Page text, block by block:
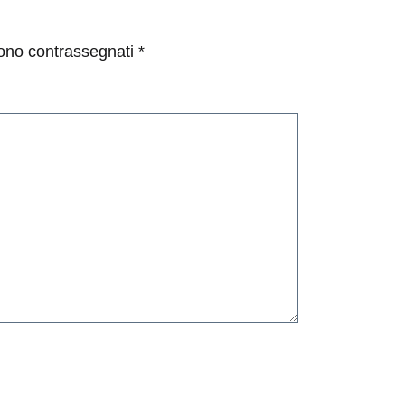
contrassegnati *